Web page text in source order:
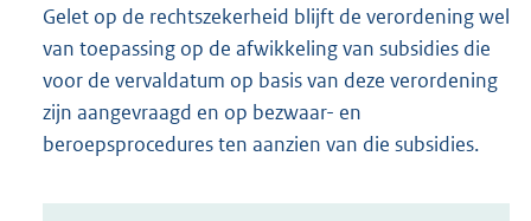
Gelet op de rechtszekerheid blijft de verordening wel
van toepassing op de afwikkeling van subsidies die
voor de vervaldatum op basis van deze verordening
zijn aangevraagd en op bezwaar- en
beroepsprocedures ten aanzien van die subsidies.